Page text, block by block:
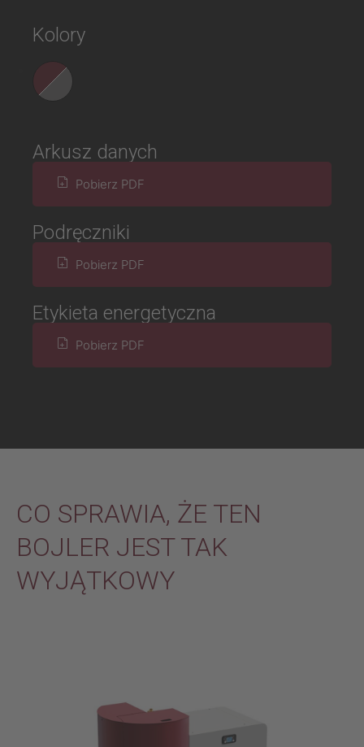
Kolory
Arkusz danych
Pobierz PDF
Podręczniki
Pobierz PDF
Etykieta energetyczna
Pobierz PDF
CO SPRAWIA, ŻE TEN
BOJLER JEST TAK
WYJĄTKOWY